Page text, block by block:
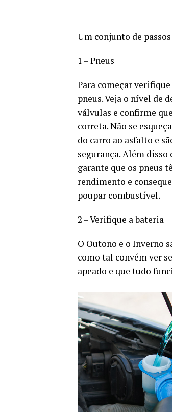
Um conjunto de
1 – Pneus
Para começar
pneus. Veja o nível de
válvulas e confirme
correta. Não se
do carro ao asfalto e
segurança. Além disso
garante que os pneus
rendimento e
poupar combustível.
2 – Verifique a bateria
O Outono e o Inverno
como tal convém ver
apeado e que tudo